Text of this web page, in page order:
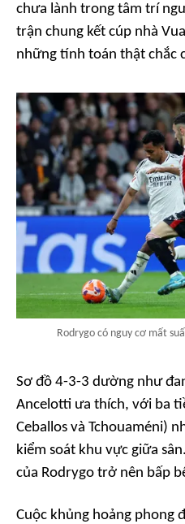
chưa lành trong tâm trí
trận chung kết cúp nhà
những tính toán thật chắc
Rodrygo có nguy cơ mất
Sơ đồ 4-3-3 dường như
Ancelotti ưa thích, với ba
Ceballos và Tchouaméni)
kiểm soát khu vực giữa
của Rodrygo trở nên bấp
Cuộc khủng hoảng phong